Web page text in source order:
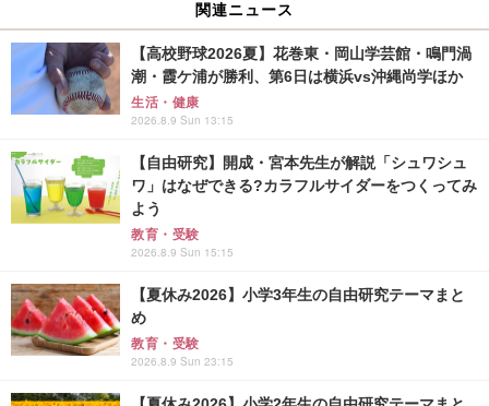
関連ニュース
【高校野球2026夏】花巻東・岡山学芸館・鳴門渦
潮・霞ケ浦が勝利、第6日は横浜vs沖縄尚学ほか
生活・健康
2026.8.9 Sun 13:15
【自由研究】開成・宮本先生が解説「シュワシュ
ワ」はなぜできる?カラフルサイダーをつくってみ
よう
教育・受験
2026.8.9 Sun 15:15
【夏休み2026】小学3年生の自由研究テーマまと
め
教育・受験
2026.8.9 Sun 23:15